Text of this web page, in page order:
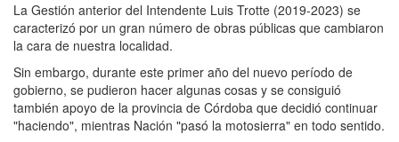
La Gestión anterior del Intendente Luis Trotte (2019-2023) se
caracterizó por un gran número de obras públicas que cambiaron
la cara de nuestra localidad.
Sin embargo, durante este primer año del nuevo período de
gobierno, se pudieron hacer algunas cosas y se consiguió
también apoyo de la provincia de Córdoba que decidió continuar
"haciendo", mientras Nación "pasó la motosierra" en todo sentido.